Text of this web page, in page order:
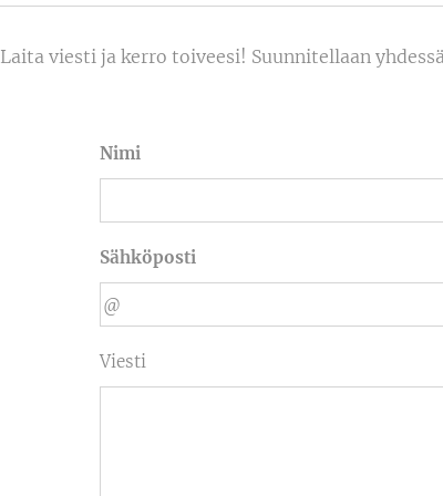
Laita viesti ja kerro toiveesi! Suunnitellaan
Nimi
Sähköposti
Viesti